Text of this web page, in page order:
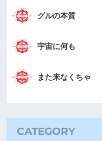
グルの本質
宇宙に何も
また来なくちゃ
CATEGORY